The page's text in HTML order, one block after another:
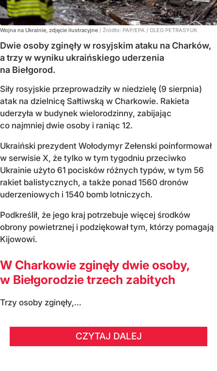
Wojna na Ukrainie, zdjęcie ilustracyjne / Źródło: PAP/EPA / OLEG PETRASYUK
Dwie osoby zginęły w rosyjskim ataku na Charków,
a trzy w wyniku ukraińskiego uderzenia
na Biełgorod.
Siły rosyjskie przeprowadziły w niedzielę (9 sierpnia)
atak na dzielnicę Sałtiwską w Charkowie. Rakieta
uderzyła w budynek wielorodzinny, zabijając
co najmniej dwie osoby i raniąc 12.
Ukraiński prezydent Wołodymyr Zełenski poinformował
w serwisie X, że tylko w tym tygodniu przeciwko
Ukrainie użyto 61 pocisków różnych typów, w tym 56
rakiet balistycznych, a także ponad 1560 dronów
uderzeniowych i 1540 bomb lotniczych.
Podkreślił, że jego kraj potrzebuje więcej środków
obrony powietrznej i podziękował tym, którzy pomagają
Kijowowi.
W Charkowie zginęły dwie osoby,
w Biełgorodzie trzech zabitych
Trzy osoby zginęły,...
CZYTAJ DALEJ